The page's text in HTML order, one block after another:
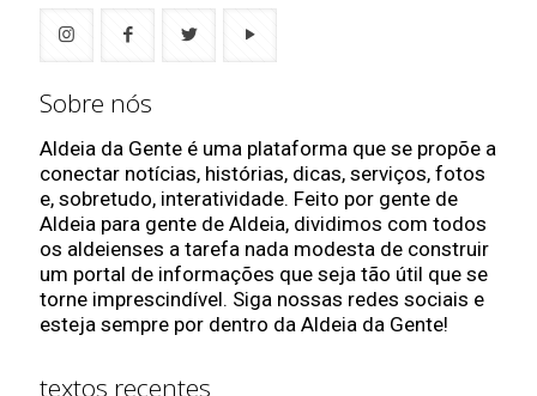
Sobre nós
Aldeia da Gente é uma plataforma que se propõe a
conectar notícias, histórias, dicas, serviços, fotos
e, sobretudo, interatividade. Feito por gente de
Aldeia para gente de Aldeia, dividimos com todos
os aldeienses a tarefa nada modesta de construir
um portal de informações que seja tão útil que se
torne imprescindível. Siga nossas redes sociais e
esteja sempre por dentro da Aldeia da Gente!
textos recentes